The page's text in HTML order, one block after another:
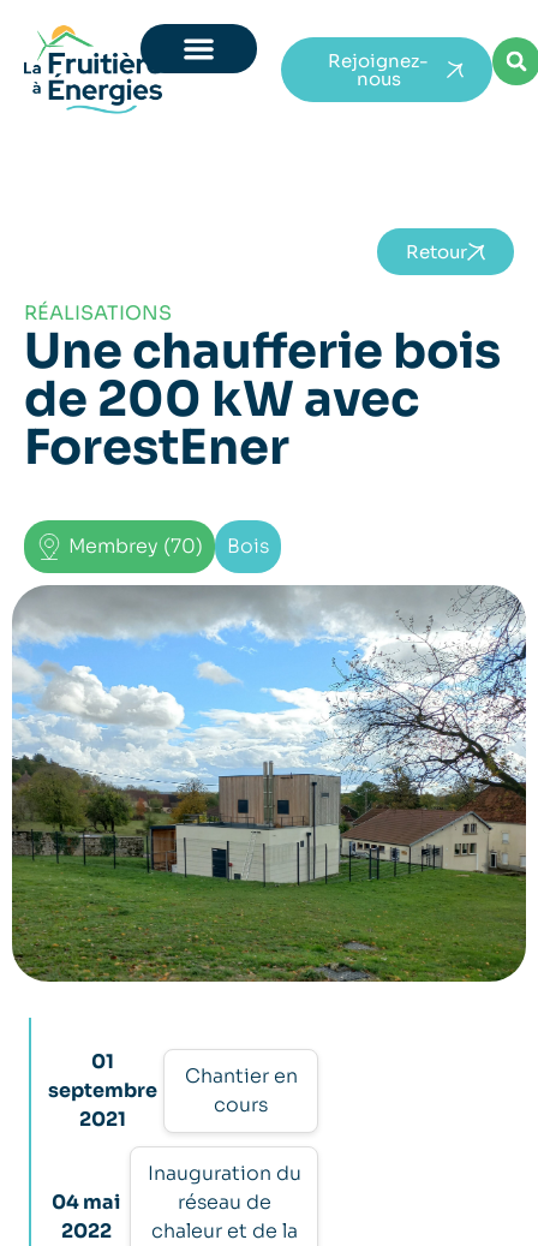
Rejoignez-
nous
RÉALISATIONS
Une chaufferie bois
de 200 kW avec
ForestEner
Retour
Membrey (70) Bois
01
septembre
2021
Chantier en
cours
04 mai
2022
Inauguration du
réseau de
chaleur et de la